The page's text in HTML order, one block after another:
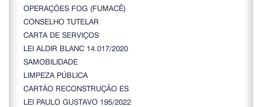
OPERAÇÕES FOG (FUMACÊ)
CONSELHO TUTELAR
CARTA DE SERVIÇOS
LEI ALDIR BLANC 14.017/2020
SAMOBILIDADE
LIMPEZA PÚBLICA
CARTÃO RECONSTRUÇÃO ES
LEI PAULO GUSTAVO 195/2022